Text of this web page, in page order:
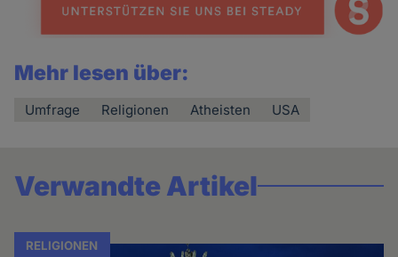
Mehr lesen über:
Umfrage Religionen Atheisten USA
Verwandte Artikel
RELIGIONEN